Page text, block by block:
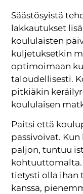
Säästösyistä
lakkautukset
koululaisten
kuljetuksetkin
optimoimaan
taloudellisesti.
pitkiäkin
koululaisen
Paitsi että
passivoivat.
paljon, tuntuu
kohtuuttomalta.
tietysti olla ihan
kanssa,